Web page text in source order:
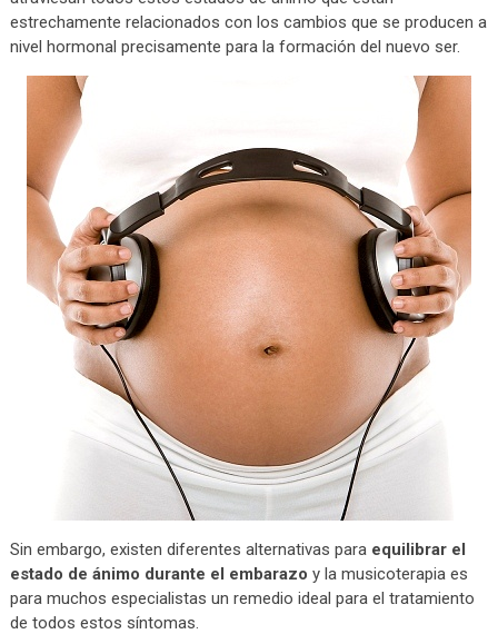
estrechamente relacionados con los cambios que se producen a
nivel hormonal precisamente para la formación del nuevo ser.
Sin embargo, existen diferentes alternativas para equilibrar el
estado de ánimo durante el embarazo y la musicoterapia es
para muchos especialistas un remedio ideal para el tratamiento
de todos estos síntomas.